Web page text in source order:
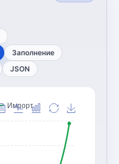
Заполнение
JSON
Импорт